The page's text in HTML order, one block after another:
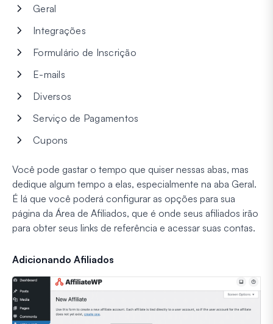
Geral
Integrações
Formulário de Inscrição
E-mails
Diversos
Serviço de Pagamentos
Cupons
Você pode gastar o tempo que quiser nessas abas, mas
dedique algum tempo a elas, especialmente na aba Geral.
É lá que você poderá configurar as opções para sua
página da Área de Afiliados, que é onde seus afiliados irão
para obter seus links de referência e acessar suas contas.
Adicionando Afiliados